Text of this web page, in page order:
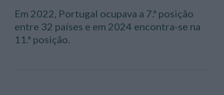
Em 2022, Portugal ocupava a 7.ª posição
entre 32 países e em 2024 encontra-se na
11.ª posição.